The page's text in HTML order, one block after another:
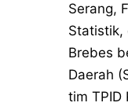
Serang,
Statistik,
Brebes
Daerah
tim TPID